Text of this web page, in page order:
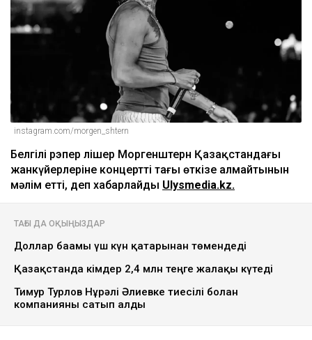
instagram.com/morgen_shtern
Белгілі рэпер Әлішер Моргенштерн Қазақстандағы
жанкүйерлеріне концертті тағы өткізе алмайтынын
мәлім етті, деп хабарлайды Ulysmedia.kz.
ТАҒЫ ДА ОҚЫҢЫЗДАР
Доллар бағамы үш күн қатарынан төмендеді
Қазақстанда кімдер 2,4 млн теңге жалақы күтеді
Тимур Турлов Нұрәлі Әлиевке тиесілі болған
компанияны сатып алды